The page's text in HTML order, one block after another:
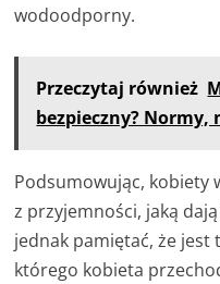
wodoodporny.
Przeczytaj również
bezpieczny?
Podsumowując, kobiety
z przyjemności, jaką
jednak pamiętać, że jest
którego kobieta